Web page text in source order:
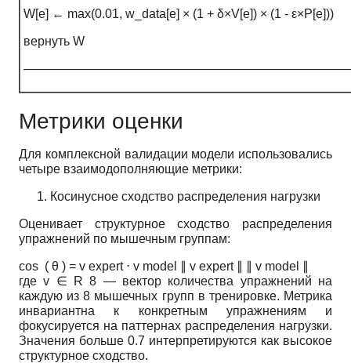
W[e] ← max(0.01, w_data[e] × (1 + δ×V[e]) × (1 - ε×P[e]))
вернуть W
Метрики оценки
Для комплексной валидации модели использовались
четыре взаимодополняющие метрики:
Косинусное сходство распределения нагрузки
Оценивает структурное сходство распределения
упражнений по мышечным группам:
cos ( θ ) = v expert ⋅ v model v expert v model
гдеv ∈ R 8 — вектор количества упражнений на
каждую из 8 мышечных групп в тренировке. Метрика
инвариантна к конкретным упражнениям и
фокусируется на паттернах распределения нагрузки.
Значения больше 0.7 интерпретируются как высокое
структурное сходство.